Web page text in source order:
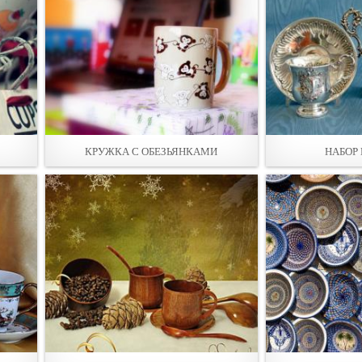
КРУЖКА С ОБЕЗЬЯНКАМИ НАБОР